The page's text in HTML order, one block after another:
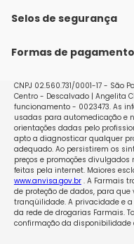
Nossas lojas
Política de Envio
Políticas de Trocas e
Selos de segurança
Formas de pagamento
CNPJ 02.560.731/0001-17 - São
Centro - Descalvado | Angelita
funcionamento - 0023473. As
usadas para automedicação e
orientações dadas pelo
apto a diagnosticar qualquer
adequado. Ao persistirem os
preços e promoções
feitas pela internet. Maiores
www.anvisa.gov.br. A Farmais
de proteção de dados, para
tranqüilidade. A privacidade e
da rede de drogarias Farmais.
confirmação da disponibilidade